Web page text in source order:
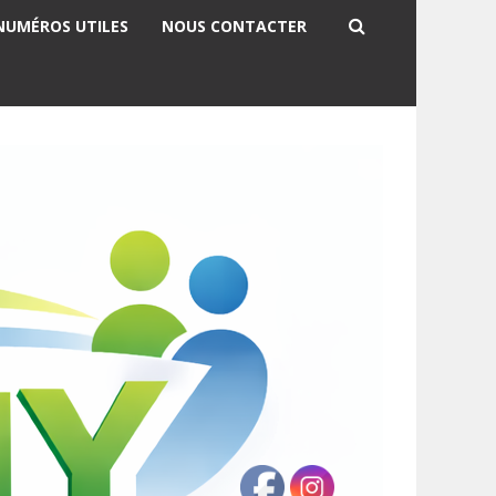
UTILES NOUS CONTACTER